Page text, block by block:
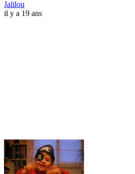
Jalilou
il y a 19 ans